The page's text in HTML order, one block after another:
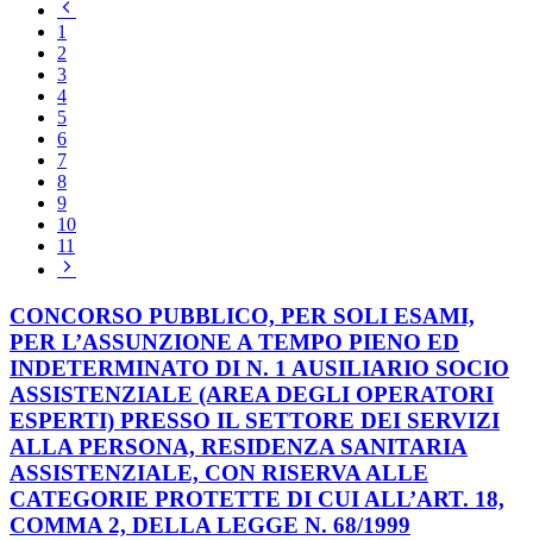
1
2
3
4
5
6
7
8
9
10
11
CONCORSO PUBBLICO, PER SOLI ESAMI,
PER L’ASSUNZIONE A TEMPO PIENO ED
INDETERMINATO DI N. 1 AUSILIARIO SOCIO
ASSISTENZIALE (AREA DEGLI OPERATORI
ESPERTI) PRESSO IL SETTORE DEI SERVIZI
ALLA PERSONA, RESIDENZA SANITARIA
ASSISTENZIALE, CON RISERVA ALLE
CATEGORIE PROTETTE DI CUI ALL’ART. 18,
COMMA 2, DELLA LEGGE N. 68/1999